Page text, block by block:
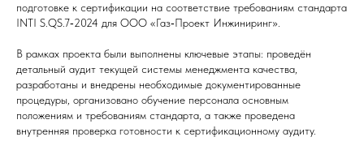
подготовке к сертификации на соответствие требованиям стандарта
INTI S.QS.7‑2024 для ООО «Газ‑Проект Инжиниринг».
В рамках проекта были выполнены ключевые этапы: проведён
детальный аудит текущей системы менеджмента качества,
разработаны и внедрены необходимые документированные
процедуры, организовано обучение персонала основным
положениям и требованиям стандарта, а также проведена
внутренняя проверка готовности к сертификационному аудиту.